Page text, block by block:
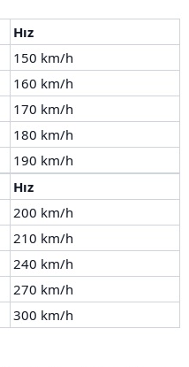
Hız
150 km/h
160 km/h
170 km/h
180 km/h
190 km/h
Hız
200 km/h
210 km/h
240 km/h
270 km/h
300 km/h